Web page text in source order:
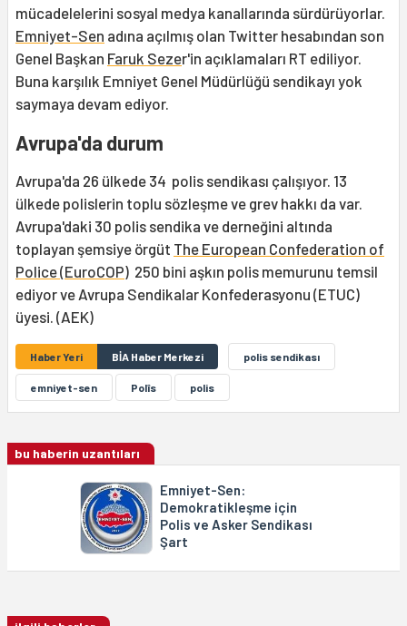
mücadelelerini sosyal medya kanallarında sürdürüyorlar.
Emniyet-Sen adına açılmış olan Twitter hesabından son
Genel Başkan Faruk Sezer'in açıklamaları RT ediliyor.
Buna karşılık Emniyet Genel Müdürlüğü sendikayı yok
saymaya devam ediyor.
Avrupa'da durum
Avrupa'da 26 ülkede 34 polis sendikası çalışıyor. 13
ülkede polislerin toplu sözleşme ve grev hakkı da var.
Avrupa'daki 30 polis sendika ve derneğini altında
toplayan şemsiye örgüt The European Confederation of
Police (EuroCOP) 250 bini aşkın polis memurunu temsil
ediyor ve Avrupa Sendikalar Konfederasyonu (ETUC)
üyesi. (AEK)
Haber Yeri BİA Haber Merkezi polis sendikası
emniyet-sen Polîs polis
bu haberin uzantıları
Emniyet-Sen:
Demokratikleşme için
Polis ve Asker Sendikası
Şart